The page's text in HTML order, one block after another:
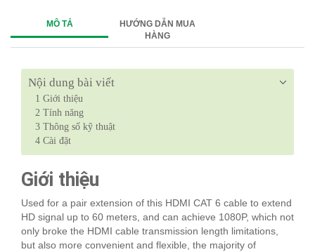
MÔ TẢ
HƯỚNG DẪN MUA
HÀNG
Nội dung bài viết
1 Giới thiệu
2 Tính năng
3 Thông số kỹ thuật
4 Cài đặt
Giới thiệu
Used for a pair extension of this HDMI CAT 6 cable to extend
HD signal up to 60 meters, and can achieve 1080P, which not
only broke the HDMI cable transmission length limitations,
but also more convenient and flexible, the majority of